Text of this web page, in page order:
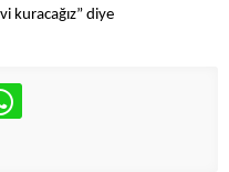
kuracağız” diye